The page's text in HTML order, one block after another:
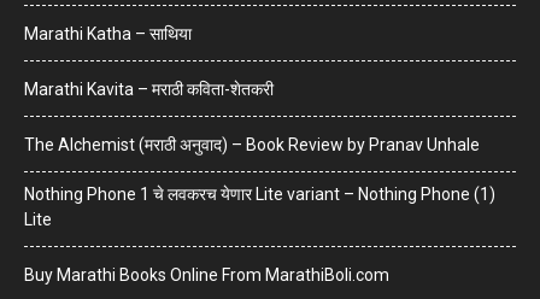
Marathi Katha – साथिया
Marathi Kavita – मराठी कविता-शेतकरी
The Alchemist (मराठी अनुवाद) – Book Review by Pranav Unhale
Nothing Phone 1 चे लवकरच येणार Lite variant – Nothing Phone (1)
Lite
Buy Marathi Books Online From MarathiBoli.com